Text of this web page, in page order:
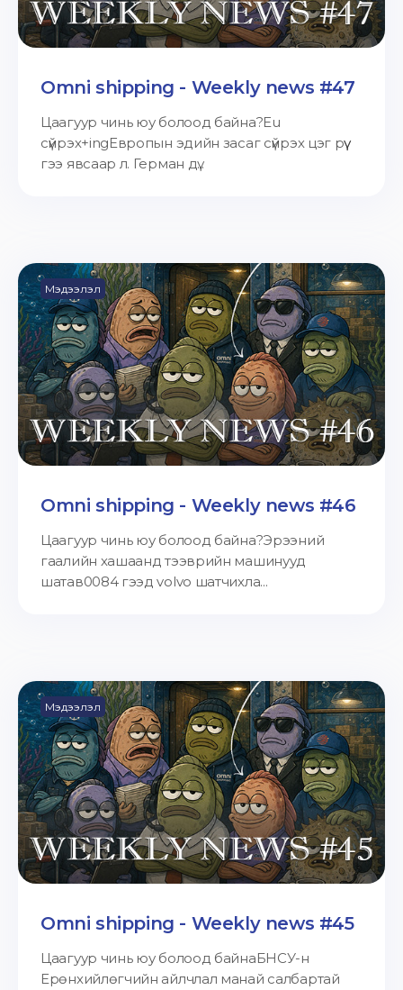
Omni shipping - Weekly news #47
Цаагуур чинь юу болоод байна?Eu
сүйрэх+ingЕвропын эдийн засаг сүйрэх цэг рүү
гээ явсаар л. Герман дү...
Мэдээлэл
Omni shipping - Weekly news #46
Цаагуур чинь юу болоод байна?Эрээний
гаалийн хашаанд тээврийн машинууд
шатав0084 гээд volvo шатчихла...
Мэдээлэл
Omni shipping - Weekly news #45
Цаагуур чинь юу болоод байнаБНСУ-н
Ерөнхийлөгчийн айлчлал манай салбартай